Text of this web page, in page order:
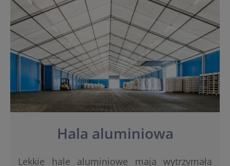
Hala aluminiowa
Lekkie hale aluminiowe mają wytrzymałą